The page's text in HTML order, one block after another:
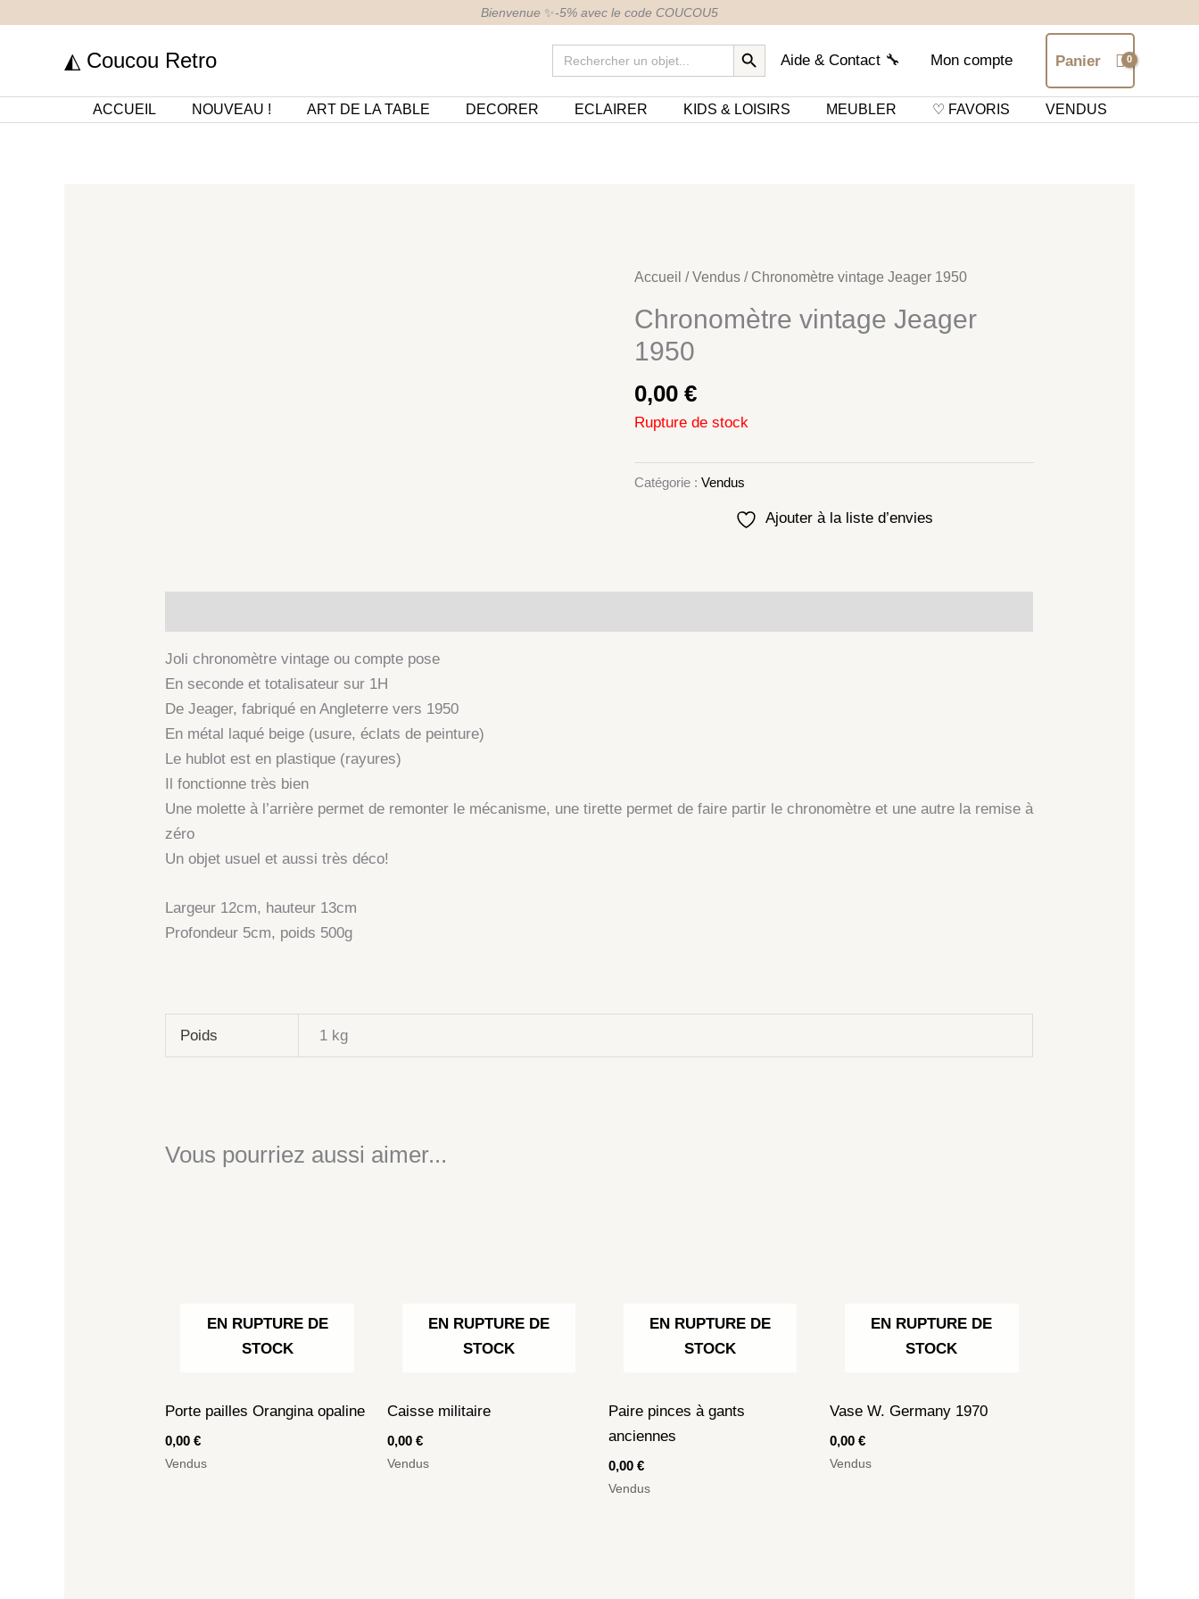
Bienvenue ✨-5% avec le code COUCOU5
◭ Coucou Retro
Search
for:
SEARCH BUTTON
Aide & Contact 🔧 Mon compte Panier
ACCUEIL NOUVEAU ! ART DE LA TABLE DECORER ECLAIRER KIDS & LOISIRS MEUBLER ♡ FAVORIS VENDUS
Accueil /Vendus/ Chronomètre vintage Jeager 1950
Chronomètre vintage Jeager
1950
0,00 €
Rupture de stock
Catégorie : Vendus
Ajouter à la liste d’envies
Joli chronomètre vintage ou compte pose
En seconde et totalisateur sur 1H
De Jeager, fabriqué en Angleterre vers 1950
En métal laqué beige (usure, éclats de peinture)
Le hublot est en plastique (rayures)
Il fonctionne très bien
Une molette à l’arrière permet de remonter le mécanisme, une tirette permet de faire partir le chronomètre et une autre la remise à
zéro
Un objet usuel et aussi très déco!
Largeur 12cm, hauteur 13cm
Profondeur 5cm, poids 500g
Poids 1 kg
Vous pourriez aussi aimer...
EN RUPTURE DE
STOCK
Porte pailles Orangina opaline
0,00€
Vendus
EN RUPTURE DE
STOCK
Caisse militaire
0,00 €
Vendus
EN RUPTURE DE
STOCK
Paire pinces à gants
anciennes
0,00 €
Vendus
EN RUPTURE DE
STOCK
Vase W. Germany 1970
0,00€
Vendus